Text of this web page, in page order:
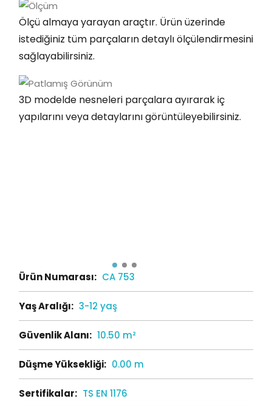
Ürün Numarası: CA 753
Yaş Aralığı: 3-12 yaş
Güvenlik Alanı: 10.50 m²
Düşme Yüksekliği: 0.00 m
Sertifikalar: TS EN 1176
Ölçü almaya yarayan araçtır. Ürün üzerinde
istediğiniz tüm parçaların detaylı ölçülendirmesini
sağlayabilirsiniz.
3D modelde nesneleri parçalara ayırarak iç
yapılarını veya detaylarını görüntüleyebilirsiniz.